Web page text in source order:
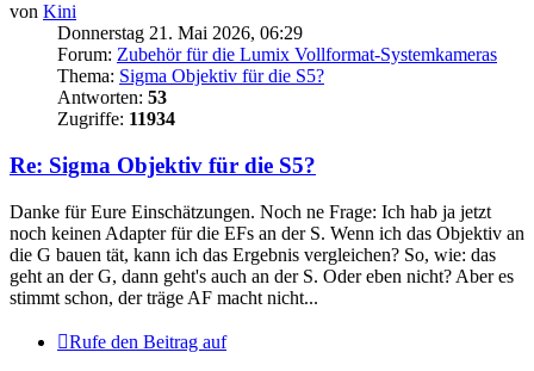
von Kini
Donnerstag 21. Mai 2026, 06:29
Forum: Zubehör für die Lumix Vollformat-Systemkameras
Thema: Sigma Objektiv für die S5?
Antworten: 53
Zugriffe: 11934
Re: Sigma Objektiv für die S5?
Danke für Eure Einschätzungen. Noch ne Frage: Ich hab ja jetzt
noch keinen Adapter für die EFs an der S. Wenn ich das Objektiv an
die G bauen tät, kann ich das Ergebnis vergleichen? So, wie: das
geht an der G, dann geht's auch an der S. Oder eben nicht? Aber es
stimmt schon, der träge AF macht nicht...
Rufe den Beitrag auf